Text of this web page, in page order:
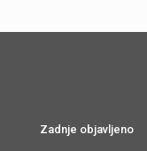
Zadnje objavljeno